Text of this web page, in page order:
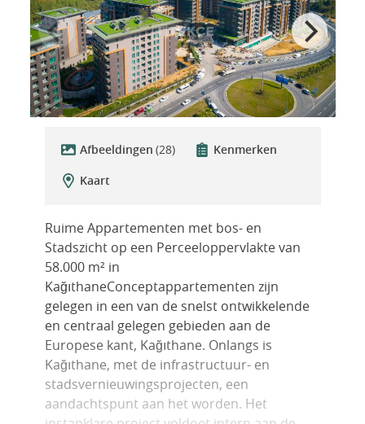
Afbeeldingen (28)
Kenmerken
Kaart
Ruime Appartementen met bos- en
Stadszicht op een Perceeloppervlakte van
58.000 m² in
KağıthaneConceptappartementen zijn
gelegen in een van de snelst ontwikkelende
en centraal gelegen gebieden aan de
Europese kant, Kağıthane. Onlangs is
Kağıthane, met de infrastructuur- en
stadsvernieuwingsprojecten, een
aandachtspunt aan het worden. Het